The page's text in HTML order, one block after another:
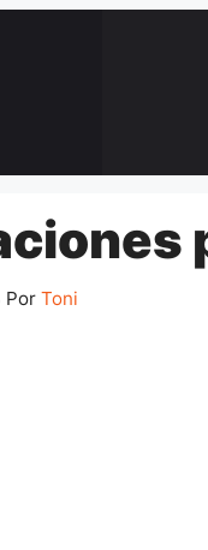
Por Toni